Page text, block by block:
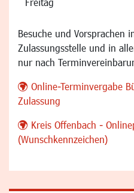
Besuche und Vorsprachen
Zulassungsstelle und in
nur nach
Online-Terminvergabe
Zulassung
Kreis Offenbach -
(Wunschkennzeichen)